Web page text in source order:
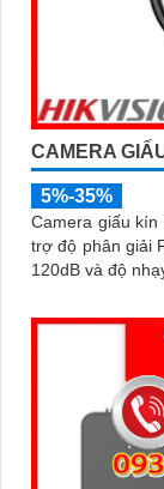
CAMERA
5%-35%
Camera giấu kín
trợ độ phân giải Full HD
120dB và độ